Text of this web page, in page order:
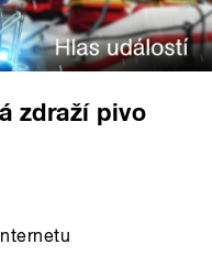
zdraží pivo